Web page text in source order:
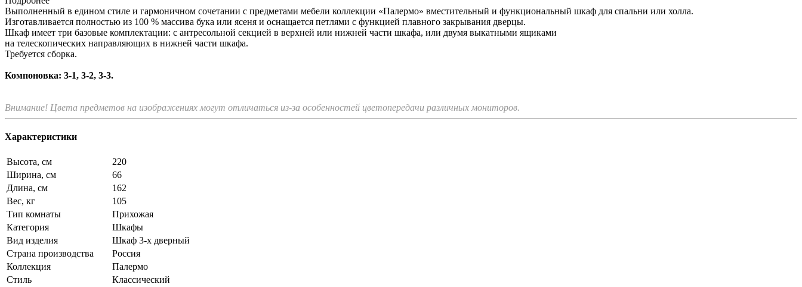
Выполненный в едином стиле и гармоничном сочетании с предметами мебели коллекции «Палермо» вместительный и функциональный шкаф для спальни или холла.
Изготавливается полностью из 100 % массива бука или ясеня и оснащается петлями с функцией плавного закрывания дверцы.
Шкаф имеет три базовые комплектации: c антресольной секцией в верхней или нижней части шкафа, или двумя выкатными ящиками
на телескопических направляющих в нижней части шкафа.
Требуется сборка.
Компоновка: 3-1, 3-2, 3-3.
Внимание! Цвета предметов на изображениях могут отличаться из-за особенностей цветопередачи различных мониторов.
Характеристики
Высота, см
220
Ширина, см
66
Длина, см
162
Вес, кг
105
Тип комнаты
Прихожая
Категория
Шкафы
Вид изделия
Шкаф 3-х дверный
Страна производства
Россия
Коллекция
Палермо
Стиль
Классический